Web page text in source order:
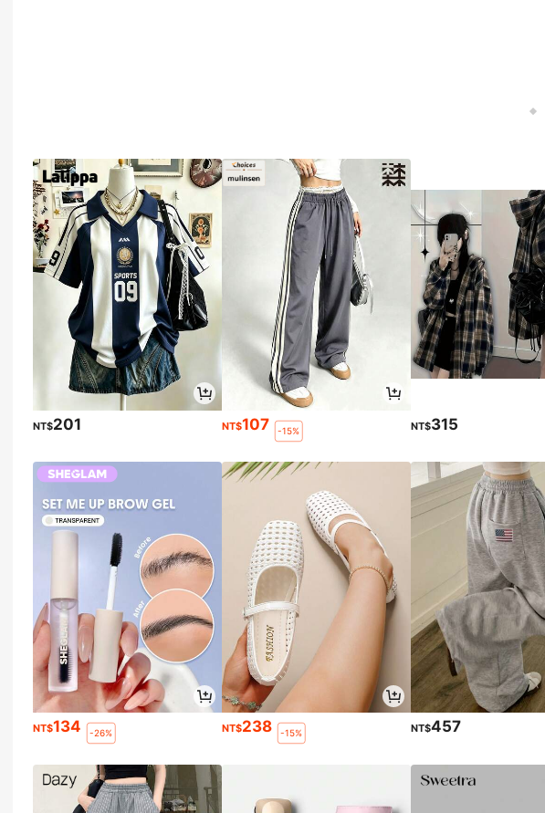
NT$201 NT$107 -15% NT$315
NT$134 -26% NT$238 -15% NT$457